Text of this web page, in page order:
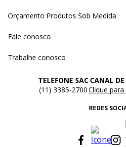
Orçamento Produtos Sob Medida
Fale conosco
Trabalhe conosco
TELEFONE SAC
(11) 3385-2700
CANAL
Clique
REDES